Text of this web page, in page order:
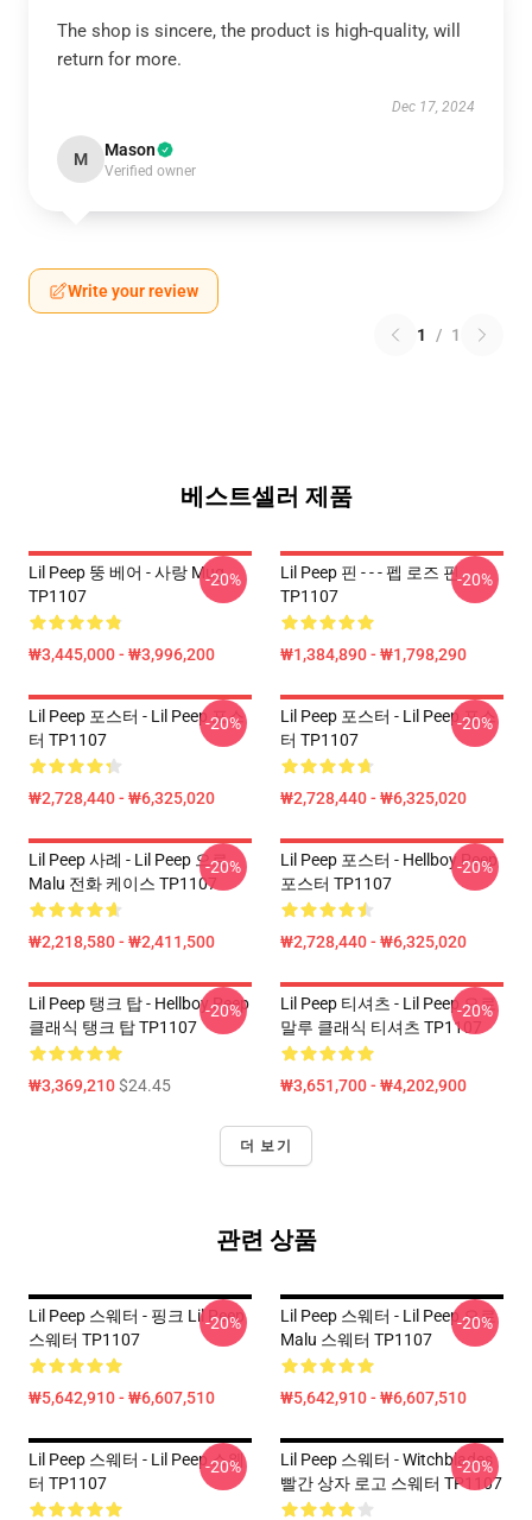
The shop is sincere, the product is high-quality, will
return for more.
Dec 17, 2024
M Mason
Verified owner
Write your review
1 / 1
베스트셀러 제품
Lil Peep 뚱 베어 - 사랑 Mug
TP1107
₩3,445,000 - ₩3,996,200
-20%
Lil Peep 핀 - - - 펩 로즈 핀
TP1107
₩1,384,890 - ₩1,798,290
-20%
Lil Peep 포스터 - Lil Peep 포스
터 TP1107
₩2,728,440 - ₩6,325,020
-20%
Lil Peep 포스터 - Lil Peep 포스
터 TP1107
₩2,728,440 - ₩6,325,020
-20%
Lil Peep 사례 - Lil Peep 으로
Malu 전화 케이스 TP1107
₩2,218,580 - ₩2,411,500
-20%
Lil Peep 포스터 - Hellboy Peep
포스터 TP1107
₩2,728,440 - ₩6,325,020
-20%
Lil Peep 탱크 탑 - Hellboy Peep
클래식 탱크 탑 TP1107
₩3,369,210$24.45
-20%
Lil Peep 티셔츠 - Lil Peep 으로
말루 클래식 티셔츠 TP1107
₩3,651,700 - ₩4,202,900
-20%
더 보기
관련 상품
Lil Peep 스웨터 - 핑크 Lil Peep
스웨터 TP1107
₩5,642,910 - ₩6,607,510
-20%
Lil Peep 스웨터 - Lil Peep 으로
Malu 스웨터 TP1107
₩5,642,910 - ₩6,607,510
-20%
Lil Peep 스웨터 - Lil Peep 스웨
터 TP1107
-20%
Lil Peep 스웨터 - Witchblades
빨간 상자 로고 스웨터 TP1107
-20%